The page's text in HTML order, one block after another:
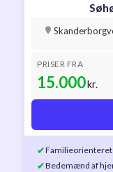
PRISER FRA
15.000kr.
✔Familieorienteret
✔Bedemænd af